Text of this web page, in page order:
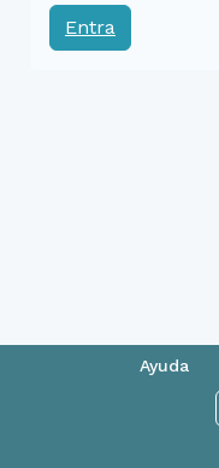
Entra
Ayuda